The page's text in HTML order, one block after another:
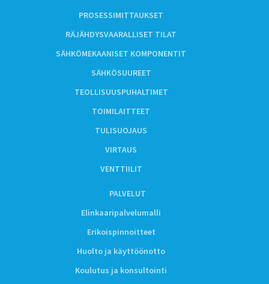
PROSESSIMITTAUKSET
RÄJÄHDYSVAARALLISET TILAT
SÄHKÖMEKAANISET KOMPONENTIT
SÄHKÖSUUREET
TEOLLISUUSPUHALTIMET
TOIMILAITTEET
TULISUOJAUS
VIRTAUS
VENTTIILIT
PALVELUT
Elinkaaripalvelumalli
Erikoispinnoitteet
Huolto ja käyttöönotto
Koulutus ja konsultointi